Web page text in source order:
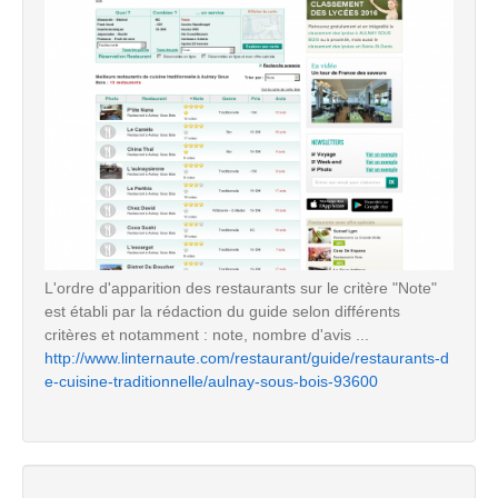
L'ordre d'apparition des restaurants sur le critère "Note"
est établi par la rédaction du guide selon différents
critères et notamment : note, nombre d'avis ...
http://www.linternaute.com/restaurant/guide/restaurants-d
e-cuisine-traditionnelle/aulnay-sous-bois-93600